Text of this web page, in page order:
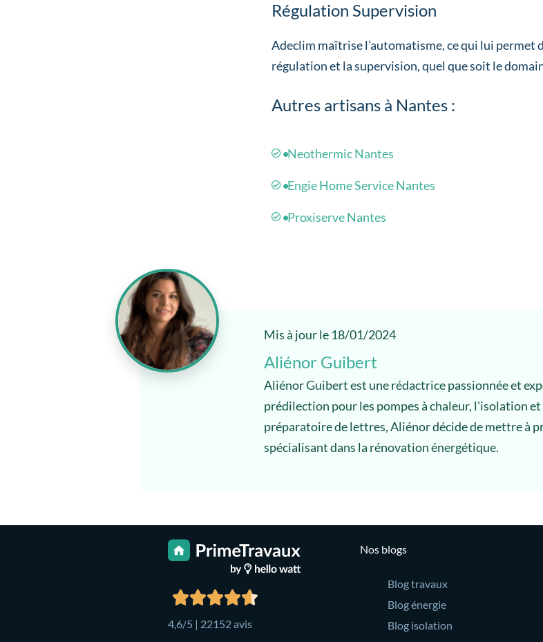
Régulation Supervision
Adeclim maîtrise l’automatisme, ce qui lui permet
régulation et la supervision, quel que soit le
Autres artisans à Nantes :
Neothermic Nantes
Engie Home Service Nantes
Proxiserve Nantes
Mis à jour le 18/01/2024
Aliénor Guibert
Aliénor Guibert est une rédactrice passionnée et
prédilection pour les pompes à chaleur, l'isolation et
préparatoire de lettres, Aliénor décide de mettre à
spécialisant dans la rénovation énergétique.
4,6/5 | 22152 avis
Nos blogs
Blog travaux
Blog énergie
Blog isolation